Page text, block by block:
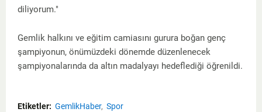
diliyorum."
Gemlik halkını ve eğitim camiasını gurura boğan genç
şampiyonun, önümüzdeki dönemde düzenlenecek
şampiyonalarında da altın madalyayı hedeflediği öğrenildi.
Etiketler: GemlikHaber Spor